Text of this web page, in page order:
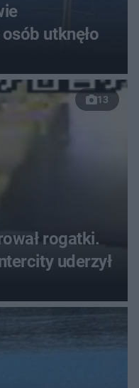
utknęło
13
rogatki.
uderzył